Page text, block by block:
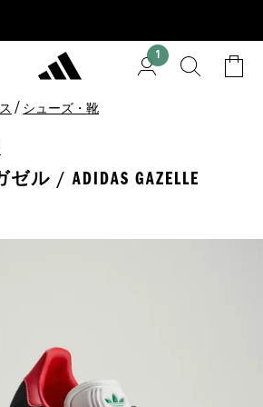
1
/ シューズ・靴
ル / ADIDAS GAZELLE